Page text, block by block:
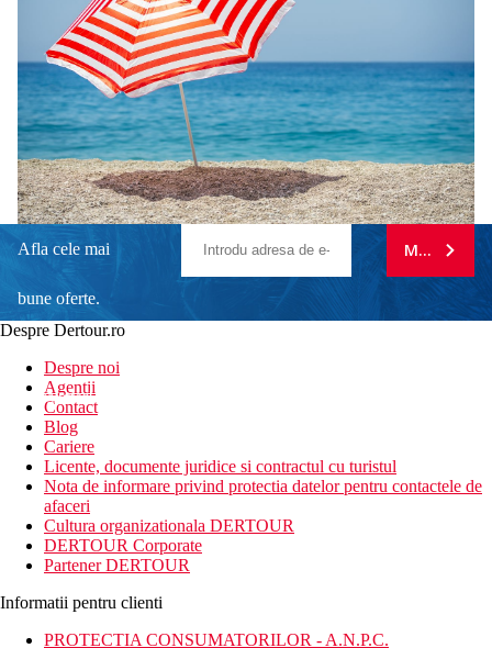
Afla cele mai
bune oferte.
newsletter!
MA
Despre Dertour.ro
Despre noi
Agentii
Contact
Blog
Cariere
Licente, documente juridice si contractul cu turistul
Nota de informare privind protectia datelor pentru contactele de
afaceri
Cultura organizationala DERTOUR
DERTOUR Corporate
Partener DERTOUR
Informatii pentru clienti
PROTECTIA CONSUMATORILOR - A.N.P.C.